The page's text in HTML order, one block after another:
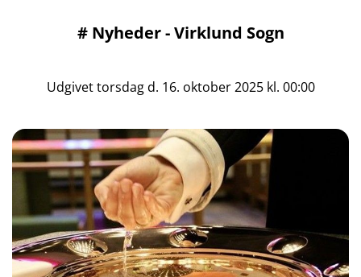
# Nyheder - Virklund Sogn
Udgivet torsdag d. 16. oktober 2025 kl. 00:00